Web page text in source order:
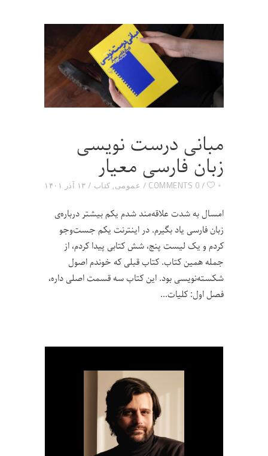
مبانی درست نویسی
زبان فارسی معیار
۱۳ آذر ۱۴۰۱ عمومی, کتاب 0 COMMENTS ۰
امسال به شدت علاقه‌مند شدم یکم بیشتر درباره‌ی
زبان فارسی یاد بگیرم. در اینترنت یکم جست‌و‌جو
کردم و یک لیست پنج، شش کتابی پیدا کردم، از
جمله همین کتاب. کتاب قبلی که خوندم اصول
شکسته‌نویسی بود. این کتاب سه قسمت اصلی داره،
فصل اول: کلیات